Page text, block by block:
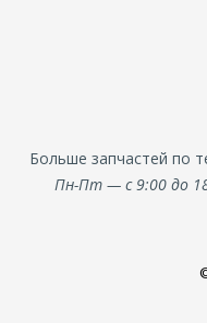
Больше запчастей по
Пн-Пт — с 9:00 до